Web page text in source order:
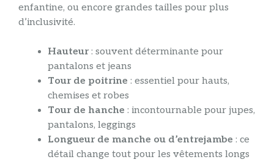
enfantine, ou encore grandes tailles pour plus
d’inclusivité.
Hauteur: souvent déterminante pour
pantalons et jeans
Tour de poitrine : essentiel pour hauts,
chemises et robes
Tour de hanche : incontournable pour jupes,
pantalons, leggings
Longueur de manche ou d’entrejambe : ce
détail change tout pour les vêtements longs